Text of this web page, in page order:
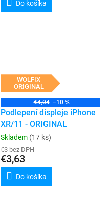
Do košíka
WOLFIX
ORIGINAL
€4,04 –10 %
Podlepení displeje iPhone
XR/11 - ORIGINAL
Skladem (17 ks)
€3 bez DPH
€3,63
Do košíka